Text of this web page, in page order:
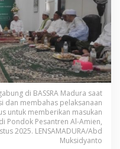
di BASSRA Madura saat
dan membahas pelaksanaan
untuk memberikan masukan
Pondok Pesantren Al-Amien,
2025. LENSAMADURA/Abd
Muksidyanto